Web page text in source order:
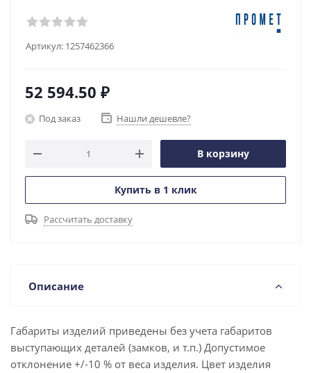
Артикул: 1257462366
52 594.50 ₽
Под заказ Нашли дешевле?
В корзину
Купить в 1 клик
Рассчитать доставку
Описание
Габариты изделий приведены без учета габаритов
выступающих деталей (замков, и т.п.) Допустимое
отклонение +/-10 % от веса изделия. Цвет изделия